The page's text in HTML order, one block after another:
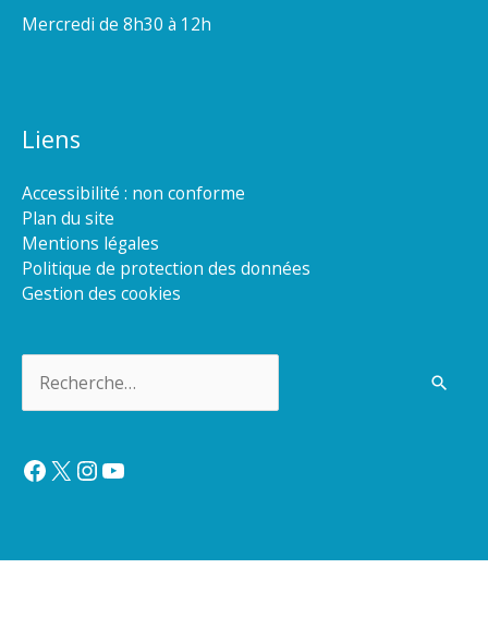
Mercredi de 8h30 à 12h
Liens
Accessibilité : non conforme
Plan du site
Mentions légales
Politique de protection des données
Gestion des cookies
Facebook
X Instagram
YouTube